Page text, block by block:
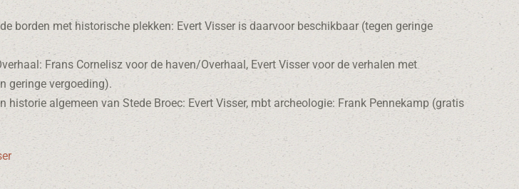
borden met historische plekken: Evert Visser is daarvoor beschikbaar (tegen geringe
Frans Cornelisz voor de haven/Overhaal, Evert Visser voor de verhalen met
geringe vergoeding).
algemeen van Stede Broec: Evert Visser, mbt archeologie: Frank Pennekamp (gratis